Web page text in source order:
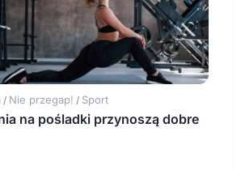
/ Nie przegap! / Sport
na pośladki przynoszą dobre